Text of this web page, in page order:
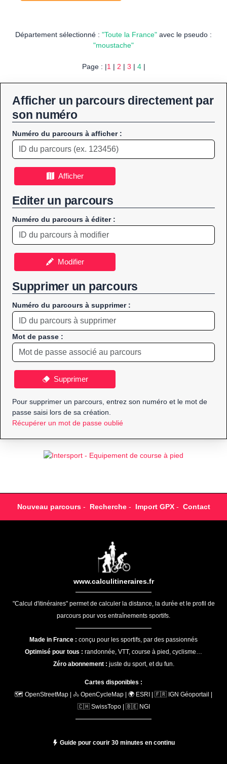
Département sélectionné : "Toute la France" avec le pseudo :
"moustache"
Page : |1| 2 | 3 | 4|
Afficher un parcours directement par
son numéro
Numéro du parcours à afficher :
Afficher
Editer un parcours
Numéro du parcours à éditer :
Modifier
Supprimer un parcours
Numéro du parcours à supprimer :
Mot de passe :
Supprimer
Pour supprimer un parcours, entrez son numéro et le mot de
passe saisi lors de sa création.
Récupérer un mot de passe oublié
Nouveau parcours- Recherche- Import GPX- Contact
www.calculitineraires.fr
"Calcul d'itinéraires" permet de calculer la distance, la durée et le profil de
parcours pour vos entraînements sportifs.
Made in France : conçu pour les sportifs, par des passionnés
Optimisé pour tous : randonnée, VTT, course à pied, cyclisme…
Zéro abonnement : juste du sport, et du fun.
Cartes disponibles :
🗺️ OpenStreetMap | 🚴 OpenCycleMap | 🌍 ESRI | 🇫🇷 IGN Géoportail |
🇨🇭 SwissTopo | 🇧🇪 NGI
Guide pour courir 30 minutes en continu